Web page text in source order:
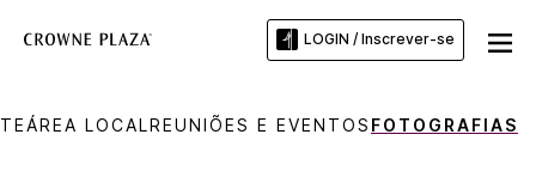
LOGIN / Inscrever-se
ÁREA LOCALREUNIÕES E EVENTOS FOTOGRAFIAS